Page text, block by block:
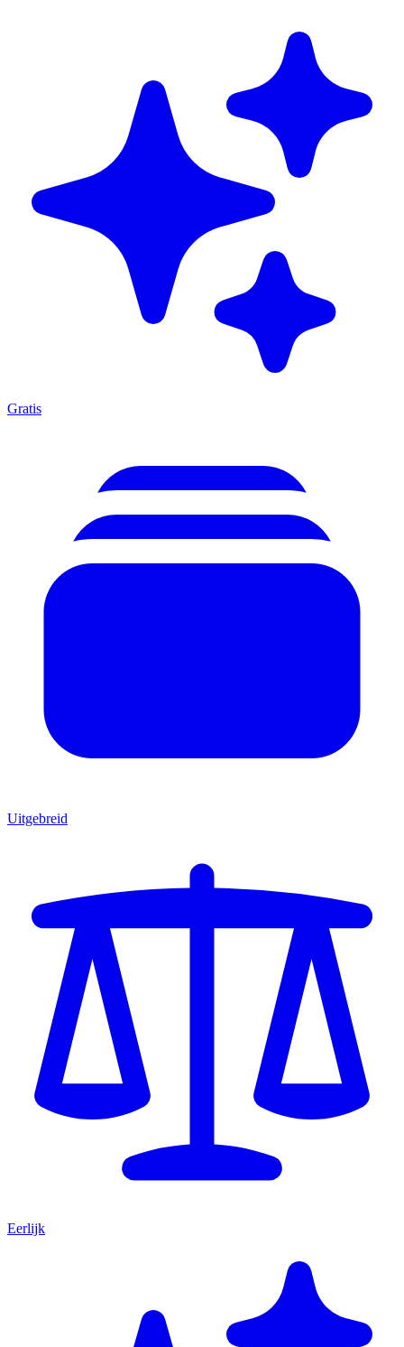
Gratis
Uitgebreid
Eerlijk